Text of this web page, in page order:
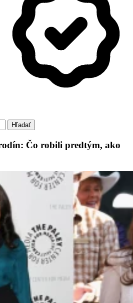
Hľadať
Čo robili predtým, ako